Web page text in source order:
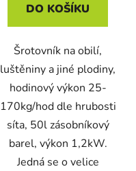
DO KOŠÍKU
Šrotovník na obilí,
luštěniny a jiné plodiny,
hodinový výkon 25-
170kg/hod dle hrubosti
síta, 50l zásobníkový
barel, výkon 1,2kW.
Jedná se o velice